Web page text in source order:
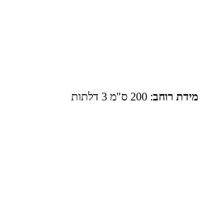
מידת רוחב: 200 ס"מ 3 דלתות